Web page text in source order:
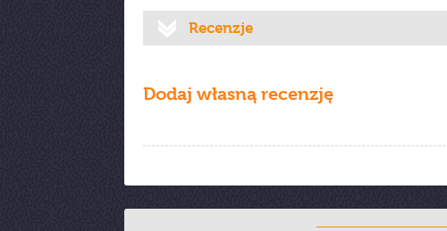
Recenzje
Dodaj własną recenzję